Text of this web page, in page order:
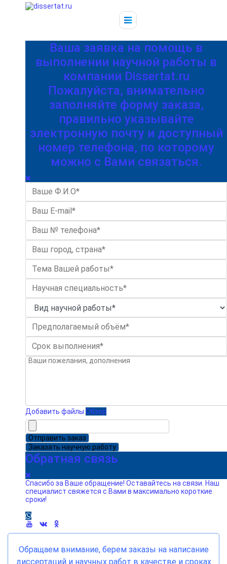
Ваша заявка на помощь в
выполнении научной работы в
компании Dissertat.ru
Пожалуйста, внимательно
заполняйте форму заказа,
правильно указывайте
электронную почту и доступный
номер телефона, по которому
можно с Вами связаться.
Добавить файлы Обзор
Отправить заказ
Заказать научную работу
Обратная связь
Спасибо за Ваше обращение! Оставайтесь на связи. Наш
специалист свяжется с Вами в максимально короткие
сроки!
Обращаем внимание, берем заказы на написание
диссертаций и научных работ в качестве и сроках